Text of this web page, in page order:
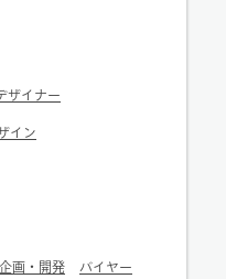
ザイナー
イン
画・開発 バイヤー